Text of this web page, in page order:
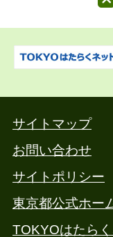
サイトマップ
お問い合わせ
サイトポリシー
東京都公式ホー
TOKYOはたら